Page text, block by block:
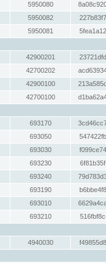
5950080
5950082
5950081
42900201
42700202
42900100
42700100
693170
693050
693030
693230
693240
693190
693010
693210
4940030